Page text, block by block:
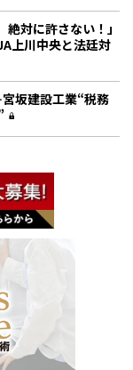
絶対に許さない！」
上川中央と法廷対
坂建設工業“税務